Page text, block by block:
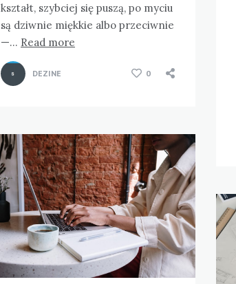
kształt, szybciej się puszą, po myciu
są dziwnie miękkie albo przeciwnie
—… Read more
DEZINE 0